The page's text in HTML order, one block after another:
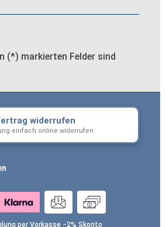
(*) markierten Felder sind
widerrufen
einfach online widerrufen
per Vorkasse −2% Skonto